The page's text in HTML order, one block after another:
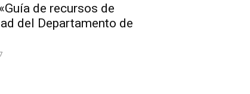
de recursos de
del Departamento de